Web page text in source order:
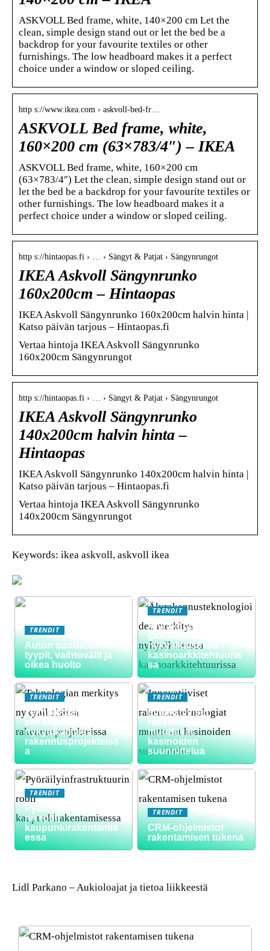
ASKVOLL Bed frame, white, 140×200 cm Let the
clean, simple design stand out or let the bed be a
backdrop for your favourite textiles or other
furnishings. The low headboard makes it a perfect
choice under a window or sloped ceiling.
http s://www.ikea.com › askvoll-bed-fr…
ASKVOLL Bed frame, white,
160×200 cm (63×783/4″) – IKEA
ASKVOLL Bed frame, white, 160×200 cm
(63×783/4″) Let the clean, simple design stand out or
let the bed be a backdrop for your favourite textiles or
other furnishings. The low headboard makes it a
perfect choice under a window or sloped ceiling.
http s://hintaopas.fi › … › Sängyt & Patjat › Sängynrungot
IKEA Askvoll Sängynrunko
160x200cm – Hintaopas
IKEA Askvoll Sängynrunko 160x200cm halvin hinta |
Katso päivän tarjous – Hintaopas.fi
Vertaa hintoja IKEA Askvoll Sängynrunko
160x200cm Sängynrungot
http s://hintaopas.fi › … › Sängyt & Patjat › Sängynrungot
IKEA Askvoll Sängynrunko
140x200cm halvin hinta –
Hintaopas
IKEA Askvoll Sängynrunko 140x200cm halvin hinta |
Katso päivän tarjous – Hintaopas.fi
Vertaa hintoja IKEA Askvoll Sängynrunko
140x200cm Sängynrungot
Keywords: ikea askvoll, askvoll ikea
TRENDIT
Auton suodattimet:
tyypit, vaihtovälit ja
oikea huolto
TRENDIT
Älyrakennusteknolo
gioiden merkitys
nykyaikaisessa
kasinoarkkitehtuuris
sa
TRENDIT
Teknologian
merkitys
nykyaikaisissa
rakennusprojekteiss
a
TRENDIT
Innovatiiviset
rakennusteknologiat
muuttavat
kasinoiden
suunnittelua
TRENDIT
Pyöräilyinfrastruktuu
rin rooli
kaupunkirakentamis
essa
TRENDIT
CRM-ohjelmistot
rakentamisen tukena
Lidl Parkano – Aukioloajat ja tietoa liikkeestä